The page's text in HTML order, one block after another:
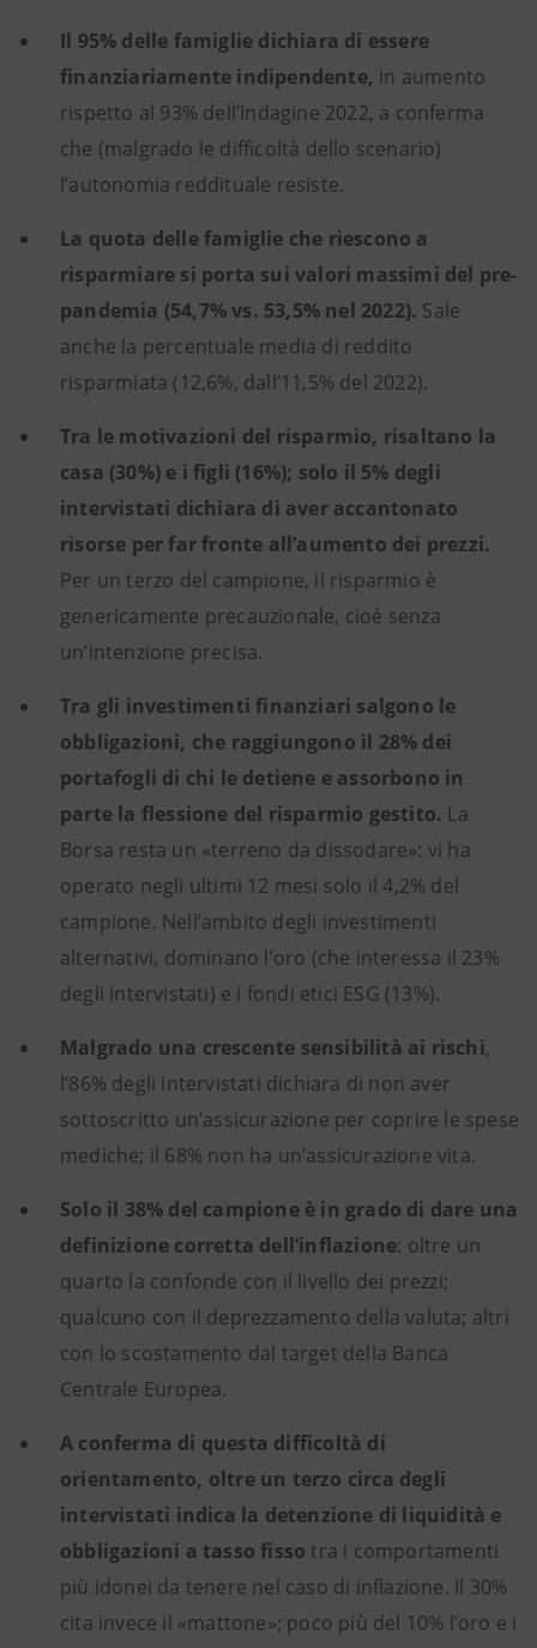
Il 95% delle famiglie dichiara di essere
finanziariamente indipendente, in aumento
rispetto al 93% dell’Indagine 2022, a conferma
che (malgrado le difficoltà dello scenario)
l’autonomia reddituale resiste.
La quota delle famiglie che riescono a
risparmiare si porta sui valori massimi del pre-
pandemia (54,7% vs. 53,5% nel 2022). Sale
anche la percentuale media di reddito
risparmiata (12,6%, dall’11,5% del 2022).
Tra le motivazioni del risparmio, risaltano la
casa (30%) e i figli (16%); solo il 5% degli
intervistati dichiara di aver accantonato
risorse per far fronte all’aumento dei prezzi.
Per un terzo del campione, il risparmio è
genericamente precauzionale, cioè senza
un’intenzione precisa.
Tra gli investimenti finanziari salgono le
obbligazioni, che raggiungono il 28% dei
portafogli di chi le detiene e assorbono in
parte la flessione del risparmio gestito. La
Borsa resta un «terreno da dissodare»: vi ha
operato negli ultimi 12 mesi solo il 4,2% del
campione. Nell’ambito degli investimenti
alternativi, dominano l’oro (che interessa il 23%
degli intervistati) e i fondi etici ESG (13%).
Malgrado una crescente sensibilità ai rischi,
l’86% degli intervistati dichiara di non aver
sottoscritto un’assicurazione per coprire le spese
mediche; il 68% non ha un’assicurazione vita.
Solo il 38% del campione è in grado di dare una
definizione corretta dell’inflazione: oltre un
quarto la confonde con il livello dei prezzi;
qualcuno con il deprezzamento della valuta; altri
con lo scostamento dal target della Banca
Centrale Europea.
A conferma di questa difficoltà di
orientamento, oltre un terzo circa degli
intervistati indica la detenzione di liquidità e
obbligazioni a tasso fisso tra i comportamenti
più idonei da tenere nel caso di inflazione. Il 30%
cita invece il «mattone»; poco più del 10% l’oro e i